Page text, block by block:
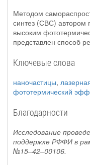
Методом
синтез (СВС) автором
высоким
представлен способ
Ключевые слова
наночастицы,
фототермический
Благодарности
Исследование
поддержке РФФИ в
№15–42–00106.